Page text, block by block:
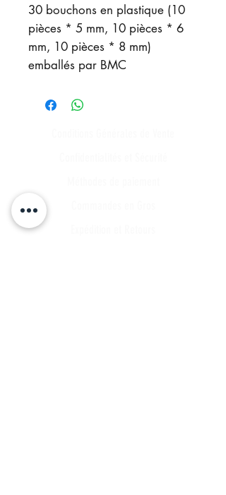
30 bouchons en plastique (10
pièces * 5 mm, 10 pièces * 6
mm, 10 pièces * 8 mm)
emballés par BMC